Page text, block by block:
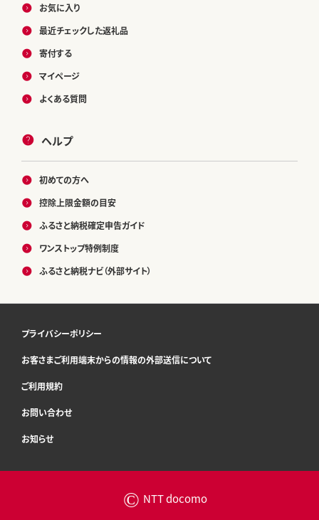
お気に入り
最近チェックした返礼品
寄付する
マイページ
よくある質問
ヘルプ
初めての方へ
控除上限金額の目安
ふるさと納税確定申告ガイド
ワンストップ特例制度
ふるさと納税ナビ（外部サイト）
プライバシーポリシー
お客さまご利用端末からの情報の外部送信について
ご利用規約
お問い合わせ
お知らせ
© NTT docomo